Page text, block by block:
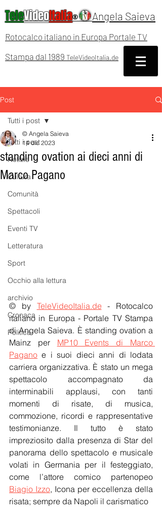
TeleVideoItalia® Angela Saieva
Rotocalco italiano in Europa Portale TV
Stampa dal 1989 TeleVideoItalia.de
Post
Tutti i post
Notizie
Cultura
Comunità
Spettacoli
Eventi TV
Letteratura
Sport
Occhio alla lettura
archivio
Cronaca
Politica
Tutti i post
standing ovation ai dieci anni di
Marco Pagano
© Angela Saieva
14 dic 2023
© by TeleVideoItalia.de - Rotocalco
italiano in Europa - Portale TV Stampa
di Angela Saieva. È standing ovation a
Mainz per MP10 Events di Marco
Pagano e i suoi dieci anni di lodata
carriera organizzativa. È stato un mega
spettacolo accompagnato da
interminabili applausi, con tanti
momenti di risate, di musica,
commozione, ricordi e rappresentative
testimonianze. Il tutto è stato
impreziosito dalla presenza di Star del
panorama dello spettacolo e musicale
volati in Germania per il festeggiato,
Biagio Izzo, Icona per eccellenza della
risata; sempre da Napoli il carismatico